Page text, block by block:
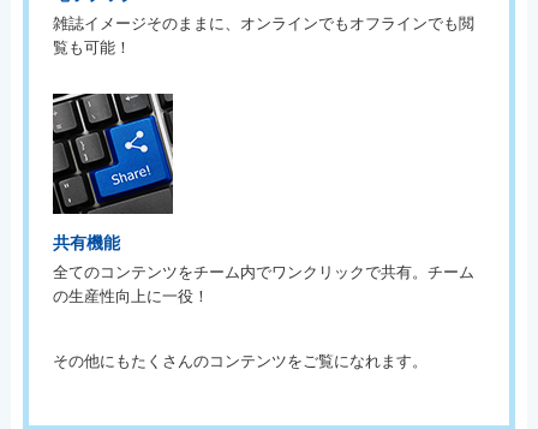
雑誌イメージそのままに、オンラインでもオフラインでも閲
覧も可能！
共有機能
全てのコンテンツをチーム内でワンクリックで共有。チーム
の生産性向上に一役！
その他にもたくさんのコンテンツをご覧になれます。